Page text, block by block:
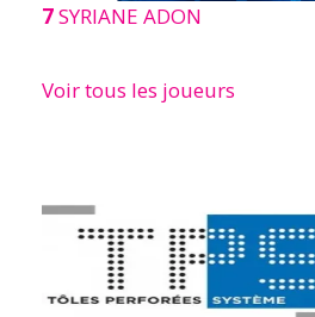
7SYRIANE ADON
Voir tous les joueurs